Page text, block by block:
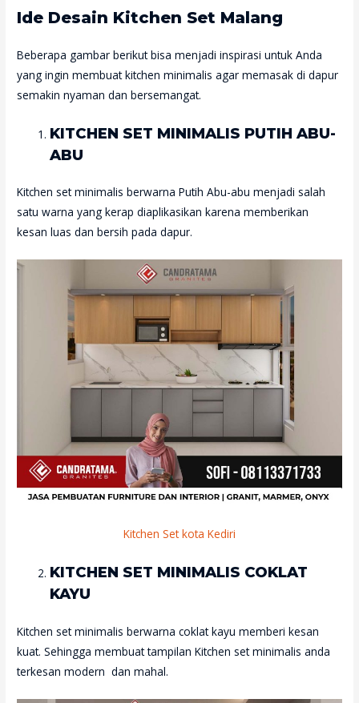
Ide Desain Kitchen Set Malang
Beberapa gambar berikut bisa menjadi inspirasi untuk Anda
yang ingin membuat kitchen minimalis agar memasak di dapur
semakin nyaman dan bersemangat.
KITCHEN SET MINIMALIS PUTIH ABU-
ABU
Kitchen set minimalis berwarna Putih Abu-abu menjadi salah
satu warna yang kerap diaplikasikan karena memberikan
kesan luas dan bersih pada dapur.
Kitchen Set kota Kediri
KITCHEN SET MINIMALIS COKLAT
KAYU
Kitchen set minimalis berwarna coklat kayu memberi kesan
kuat. Sehingga membuat tampilan Kitchen set minimalis anda
terkesan modern dan mahal.